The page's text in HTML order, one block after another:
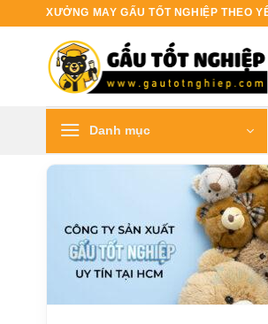
XƯỞNG MAY GẤU TỐT NGHIỆP THEO
Danh mục